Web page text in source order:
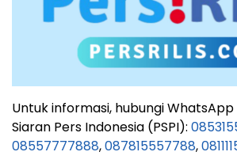
Untuk informasi, hubungi
Siaran Pers Indonesia (PSPI):
08557777888,087815557788,